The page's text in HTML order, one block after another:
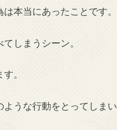
本当にあったことです。
しまうシーン。
。
うな行動をとってしまい